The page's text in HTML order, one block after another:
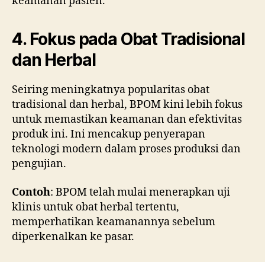
4. Fokus pada Obat Tradisional
dan Herbal
Seiring meningkatnya popularitas obat
tradisional dan herbal, BPOM kini lebih fokus
untuk memastikan keamanan dan efektivitas
produk ini. Ini mencakup penyerapan
teknologi modern dalam proses produksi dan
pengujian.
Contoh: BPOM telah mulai menerapkan uji
klinis untuk obat herbal tertentu,
memperhatikan keamanannya sebelum
diperkenalkan ke pasar.